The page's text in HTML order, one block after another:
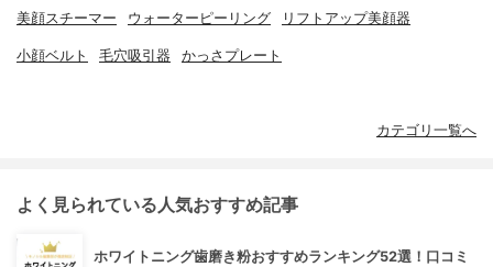
美顔スチーマー ウォーターピーリング リフトアップ美顔器
小顔ベルト 毛穴吸引器 かっさプレート
カテゴリ一覧へ
よく見られている人気おすすめ記事
ホワイトニング歯磨き粉おすすめランキング52選！口コミ